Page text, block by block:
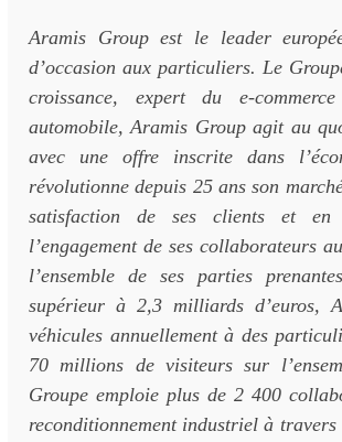
Aramis Group est le leader
d’occasion aux particuliers. Le
croissance, expert du e-
automobile, Aramis Group agit au
avec une offre inscrite dans
révolutionne depuis 25 ans son
satisfaction de ses clients et
l’engagement de ses collaborateurs
l’ensemble de ses parties
supérieur à 2,3 milliards d’euros,
véhicules annuellement à des
70 millions de visiteurs sur
Groupe emploie plus de 2 400
reconditionnement industriel à